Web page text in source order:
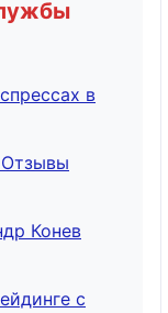
в
Конев
с